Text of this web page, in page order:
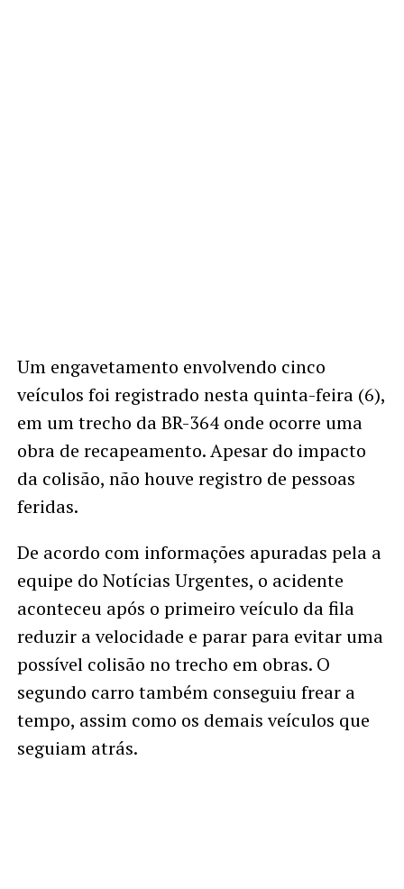
Um engavetamento envolvendo cinco
veículos foi registrado nesta quinta-feira (6),
em um trecho da BR-364 onde ocorre uma
obra de recapeamento. Apesar do impacto
da colisão, não houve registro de pessoas
feridas.
De acordo com informações apuradas pela a
equipe do Notícias Urgentes, o acidente
aconteceu após o primeiro veículo da fila
reduzir a velocidade e parar para evitar uma
possível colisão no trecho em obras. O
segundo carro também conseguiu frear a
tempo, assim como os demais veículos que
seguiam atrás.